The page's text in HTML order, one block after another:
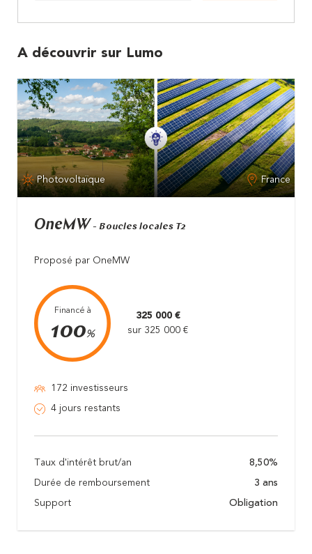
A découvrir sur Lumo
Photovoltaïque France
OneMW - Boucles locales T2
Proposé par OneMW
Financé à
100%
325 000 €
sur 325 000 €
172 investisseurs
4 jours restants
Taux d'intérêt brut/an 8,50%
Durée de remboursement 3 ans
Support Obligation